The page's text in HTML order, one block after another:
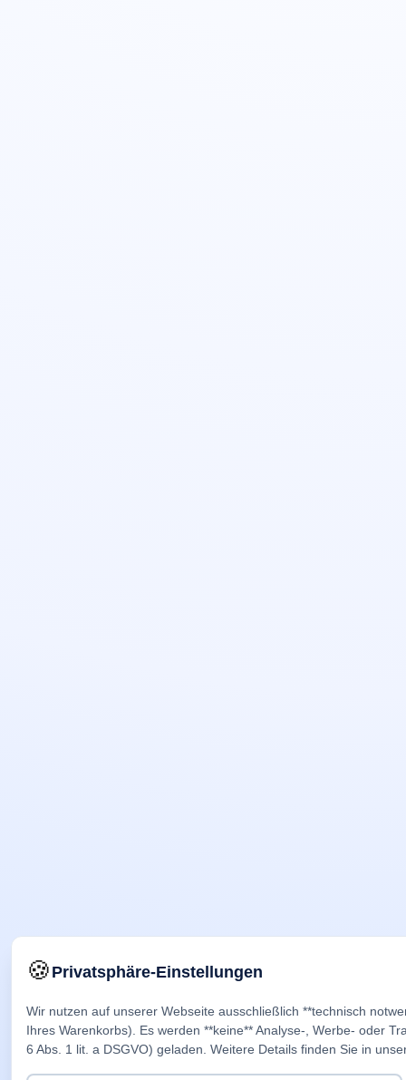
🍪Privatsphäre-Einstellungen
Wir nutzen auf unserer Webseite ausschließlich **technisch
Ihres Warenkorbs). Es werden **keine** Analyse-, Werbe- oder
6 Abs. 1 lit. a DSGVO) geladen. Weitere Details finden Sie in